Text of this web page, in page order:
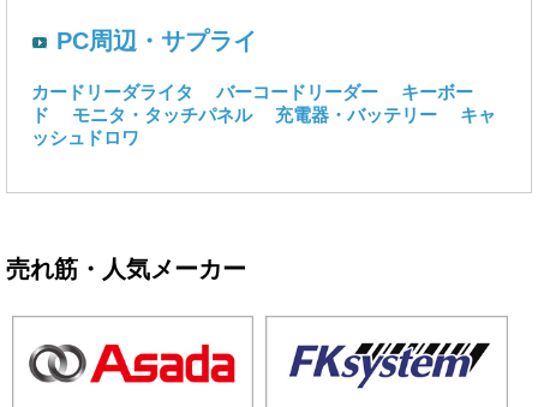
PC周辺・サプライ
カードリーダライタ バーコードリーダー
キーボー
ド
モニタ・タッチパネル 充電器・バッテリー
キャ
ッシュドロワ
売れ筋・人気メーカー